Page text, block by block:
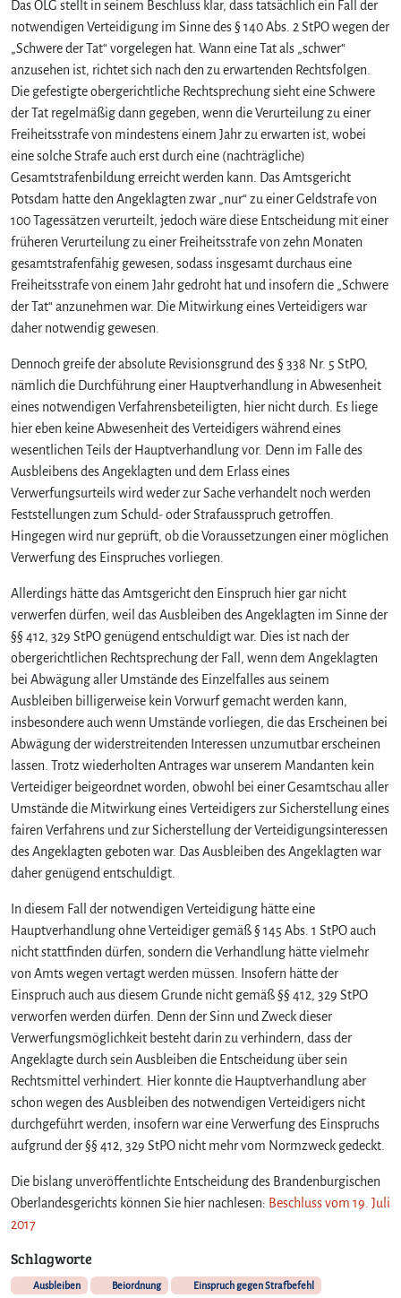
Das OLG stellt in seinem Beschluss klar, dass tatsächlich ein Fall der
notwendigen Verteidigung im Sinne des § 140 Abs. 2 StPO wegen der
„Schwere der Tat“ vorgelegen hat. Wann eine Tat als „schwer“
anzusehen ist, richtet sich nach den zu erwartenden Rechtsfolgen.
Die gefestigte obergerichtliche Rechtsprechung sieht eine Schwere
der Tat regelmäßig dann gegeben, wenn die Verurteilung zu einer
Freiheitsstrafe von mindestens einem Jahr zu erwarten ist, wobei
eine solche Strafe auch erst durch eine (nachträgliche)
Gesamtstrafenbildung erreicht werden kann. Das Amtsgericht
Potsdam hatte den Angeklagten zwar „nur“ zu einer Geldstrafe von
100 Tagessätzen verurteilt, jedoch wäre diese Entscheidung mit einer
früheren Verurteilung zu einer Freiheitsstrafe von zehn Monaten
gesamtstrafenfähig gewesen, sodass insgesamt durchaus eine
Freiheitsstrafe von einem Jahr gedroht hat und insofern die „Schwere
der Tat“ anzunehmen war. Die Mitwirkung eines Verteidigers war
daher notwendig gewesen.
Dennoch greife der absolute Revisionsgrund des § 338 Nr. 5 StPO,
nämlich die Durchführung einer Hauptverhandlung in Abwesenheit
eines notwendigen Verfahrensbeteiligten, hier nicht durch. Es liege
hier eben keine Abwesenheit des Verteidigers während eines
wesentlichen Teils der Hauptverhandlung vor. Denn im Falle des
Ausbleibens des Angeklagten und dem Erlass eines
Verwerfungsurteils wird weder zur Sache verhandelt noch werden
Feststellungen zum Schuld- oder Strafausspruch getroffen.
Hingegen wird nur geprüft, ob die Voraussetzungen einer möglichen
Verwerfung des Einspruches vorliegen.
Allerdings hätte das Amtsgericht den Einspruch hier gar nicht
verwerfen dürfen, weil das Ausbleiben des Angeklagten im Sinne der
§§ 412, 329 StPO genügend entschuldigt war. Dies ist nach der
obergerichtlichen Rechtsprechung der Fall, wenn dem Angeklagten
bei Abwägung aller Umstände des Einzelfalles aus seinem
Ausbleiben billigerweise kein Vorwurf gemacht werden kann,
insbesondere auch wenn Umstände vorliegen, die das Erscheinen bei
Abwägung der widerstreitenden Interessen unzumutbar erscheinen
lassen. Trotz wiederholten Antrages war unserem Mandanten kein
Verteidiger beigeordnet worden, obwohl bei einer Gesamtschau aller
Umstände die Mitwirkung eines Verteidigers zur Sicherstellung eines
fairen Verfahrens und zur Sicherstellung der Verteidigungsinteressen
des Angeklagten geboten war. Das Ausbleiben des Angeklagten war
daher genügend entschuldigt.
In diesem Fall der notwendigen Verteidigung hätte eine
Hauptverhandlung ohne Verteidiger gemäß § 145 Abs. 1 StPO auch
nicht stattfinden dürfen, sondern die Verhandlung hätte vielmehr
von Amts wegen vertagt werden müssen. Insofern hätte der
Einspruch auch aus diesem Grunde nicht gemäß §§ 412, 329 StPO
verworfen werden dürfen. Denn der Sinn und Zweck dieser
Verwerfungsmöglichkeit besteht darin zu verhindern, dass der
Angeklagte durch sein Ausbleiben die Entscheidung über sein
Rechtsmittel verhindert. Hier konnte die Hauptverhandlung aber
schon wegen des Ausbleiben des notwendigen Verteidigers nicht
durchgeführt werden, insofern war eine Verwerfung des Einspruchs
aufgrund der §§ 412, 329 StPO nicht mehr vom Normzweck gedeckt.
Die bislang unveröffentlichte Entscheidung des Brandenburgischen
Oberlandesgerichts können Sie hier nachlesen: Beschluss vom 19. Juli
2017
Schlagworte
Ausbleiben Beiordnung
Einspruch gegen Strafbefehl